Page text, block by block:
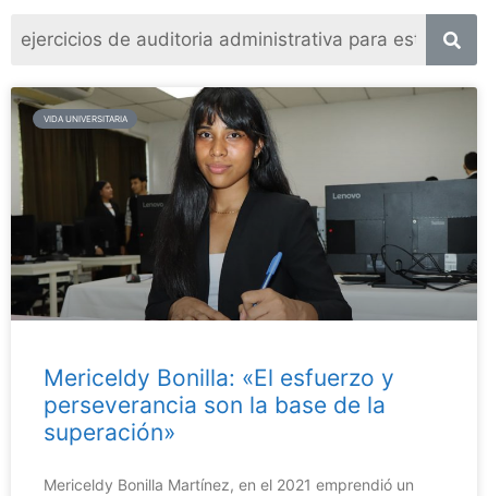
VIDA UNIVERSITARIA
Mericeldy Bonilla: «El esfuerzo y
perseverancia son la base de la
superación»
Mericeldy Bonilla Martínez, en el 2021 emprendió un